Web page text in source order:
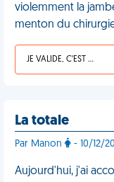
violemment la
menton du
JE VALIDE, C'EST UNE VDM
La totale
Par Manon - 10/12/
Aujourd'hui, j'ai